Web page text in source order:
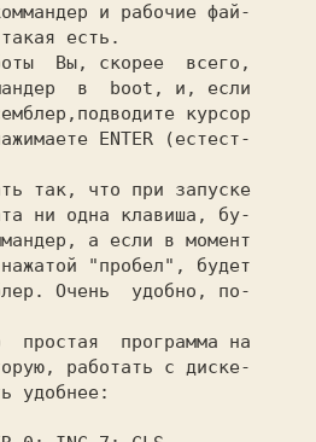
и рабочие фай-
есть.
в boot,
и, если
курсор
ENTER
(естест-
ни одна клавиша, бу-
а если в момент
"пробел",
будет
Очень  удобно, по-
работать с диске-
удобнее: